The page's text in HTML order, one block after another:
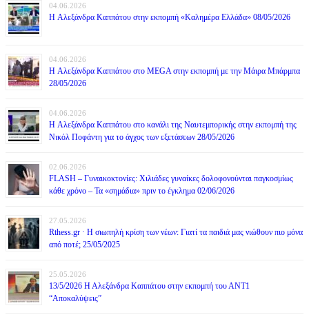
04.06.2026
H Αλεξάνδρα Καππάτου στην εκπομπή «Καλημέρα Ελλάδα» 08/05/2026
04.06.2026
H Αλεξάνδρα Καππάτου στο MEGA στην εκπομπή με την Μάιρα Mπάρμπα
28/05/2026
04.06.2026
H Αλεξάνδρα Καππάτου στο κανάλι της Ναυτεμπορικής στην εκπομπή της
Νικόλ Ποφάντη για το άγχος των εξετάσεων 28/05/2026
02.06.2026
FLASH – Γυναικοκτονίες: Χιλιάδες γυναίκες δολοφονούνται παγκοσμίως
κάθε χρόνο – Τα «σημάδια» πριν το έγκλημα 02/06/2026
27.05.2026
Rthess.gr · Η σιωπηλή κρίση των νέων: Γιατί τα παιδιά μας νιώθουν πιο μόνα
από ποτέ; 25/05/2025
25.05.2026
13/5/2026 Η Αλεξάνδρα Καππάτου στην εκπομπή του ΑΝΤ1
“Αποκαλύψεις”